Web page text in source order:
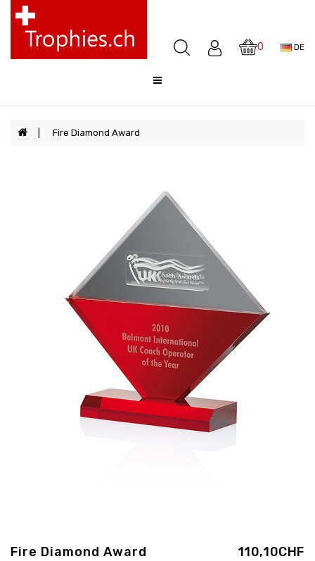
0 DE
Pokale
Medaillen
Awards
Glocken
Sale
Fire Diamond Award
110,10CHF
Fire Diamond Award